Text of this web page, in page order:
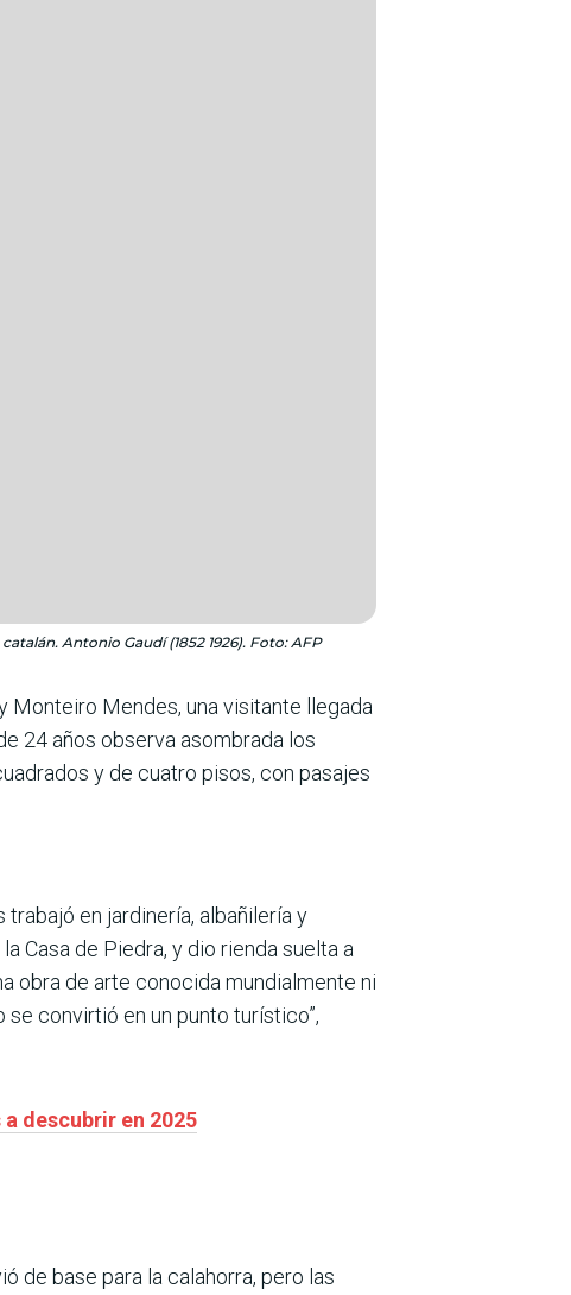
Antonio Gaudí (1852 1926). Foto: AFP
Monteiro Mendes, una visitante llegada
24 años observa asombrada los
y de cuatro pisos, con pasajes
trabajó en jardinería, albañilería y
Casa de Piedra, y dio rienda suelta a
obra de arte conocida mundialmente ni
se convirtió en un punto turístico”,
descubrir en 2025
de base para la calahorra, pero las